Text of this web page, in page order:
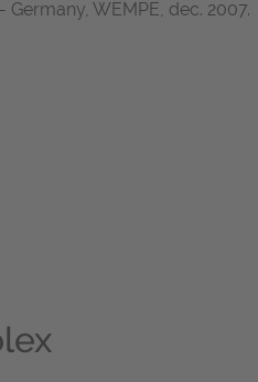
WEMPE, dec. 2007.